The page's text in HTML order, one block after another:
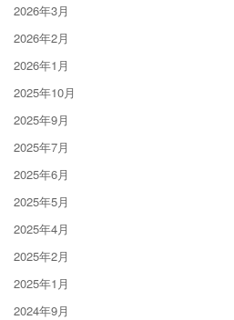
2026年3月
2026年2月
2026年1月
2025年10月
2025年9月
2025年7月
2025年6月
2025年5月
2025年4月
2025年2月
2025年1月
2024年9月